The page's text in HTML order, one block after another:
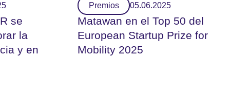
se
la
y en
Premios 05.06.2025
Matawan en el Top 50 del
European Startup Prize for
Mobility 2025